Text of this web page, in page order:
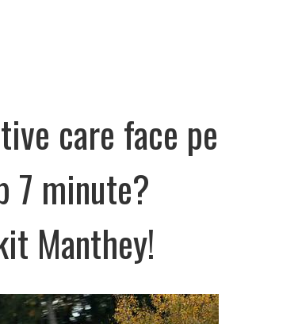
care face pe
7 minute?
Manthey!